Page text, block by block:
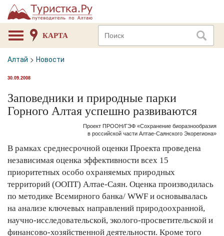
КАРТА
Алтай > Новости
30.09.2008
Заповедники и природные парки
Горного Алтая успешно развиваются
Проект ПРООН/ГЭФ «Сохранение биоразнообразия
в российской части Алтае-Саянского Экорегиона»
В рамках среднесрочной оценки Проекта проведена
независимая оценка эффективности всех 15
приоритетных особо охраняемых природных
территорий (ООПТ) Алтае-Саян. Оценка производилась
по методике Всемирного банка/ WWF и основывалась
на анализе ключевых направлений природоохранной,
научно-исследовательской, эколого-просветительской и
финансово-хозяйственной деятельности. Кроме того